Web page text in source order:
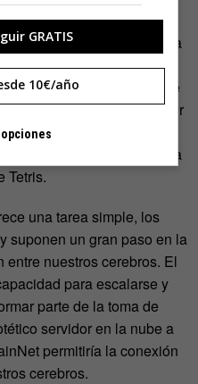
Enviando pulsos
el área visual de la corteza
un flash de luz (llamado
produce la sensación de
por encima o por
discernir si la señal del
quiere que gire o no la
Tetris.
una tarea simple, los
suponen un gran paso en la
nuestros cerebros. El
para escalarse y
parte de la toma de
servidor en la nube a
permitiría la conexión
cerebros.
GRATIS
10€/año